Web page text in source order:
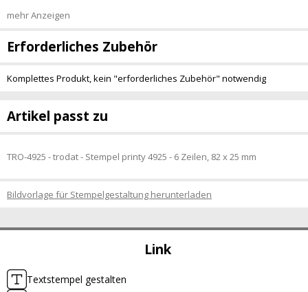
Link
Textstempel gestalten
mehr Anzeigen
Erforderliches Zubehör
Komplettes Produkt, kein "erforderliches Zubehör" notwendig
Artikel passt zu
TRO-4925 - trodat - Stempel printy 4925 - 6 Zeilen, 82 x 25 mm
Bildvorlage für Stempelgestaltung herunterladen